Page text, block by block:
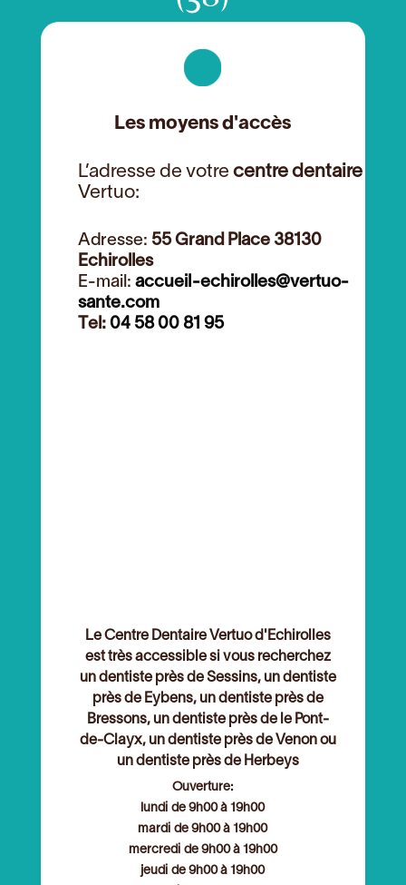
Les moyens d'accès
L’adresse de votre centre dentaire
Vertuo:
Adresse: 55 Grand Place 38130
Echirolles
E-mail: accueil-echirolles@vertuo-
sante.com
Tel: 04 58 00 81 95
Le Centre Dentaire Vertuo d'Echirolles
est très accessible si vous recherchez
un dentiste près de Sessins, un dentiste
près de Eybens, un dentiste près de
Bressons, un dentiste près de le Pont-
de-Clayx, un dentiste près de Venonou
un dentiste près de Herbeys
Ouverture:
lundi de 9h00 à 19h00
mardi de 9h00 à 19h00
mercredi de 9h00 à 19h00
jeudi de 9h00 à 19h00